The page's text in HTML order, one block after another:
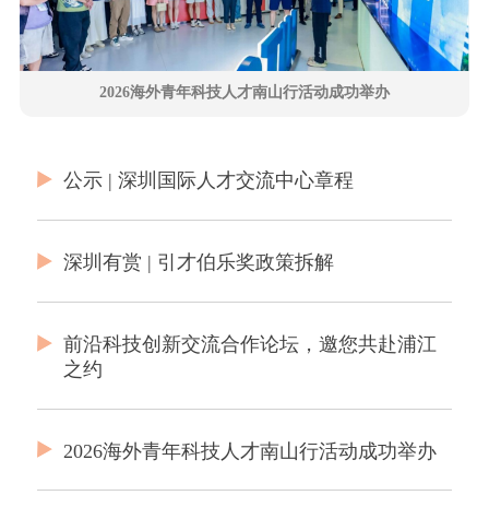
2026海外青年科技人才南山行活动成功举办
公示 | 深圳国际人才交流中心章程
深圳有赏 | 引才伯乐奖政策拆解
前沿科技创新交流合作论坛，邀您共赴浦江
之约
2026海外青年科技人才南山行活动成功举办